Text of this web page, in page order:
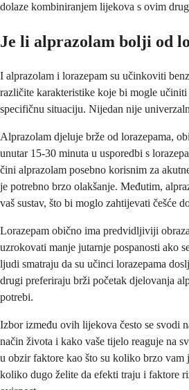
dolaze kombiniranjem lijekova s ovim
Je li alprazolam bolji od
I alprazolam i lorazepam su učinkoviti
različite karakteristike koje bi mogle
specifičnu situaciju. Nijedan nije
Alprazolam djeluje brže od lorazepama,
unutar 15-30 minuta u usporedbi s
čini alprazolam posebno korisnim za
je potrebno brzo olakšanje. Međutim,
vaš sustav, što bi moglo zahtijevati češće
Lorazepam obično ima predvidljiviji
uzrokovati manje jutarnje pospanosti ako
ljudi smatraju da su učinci lorazepama
drugi preferiraju brži početak djelovanja
potrebi.
Izbor između ovih lijekova često se svodi
način života i kako vaše tijelo reaguje na
u obzir faktore kao što su koliko brzo vam
koliko dugo želite da efekti traju i faktore